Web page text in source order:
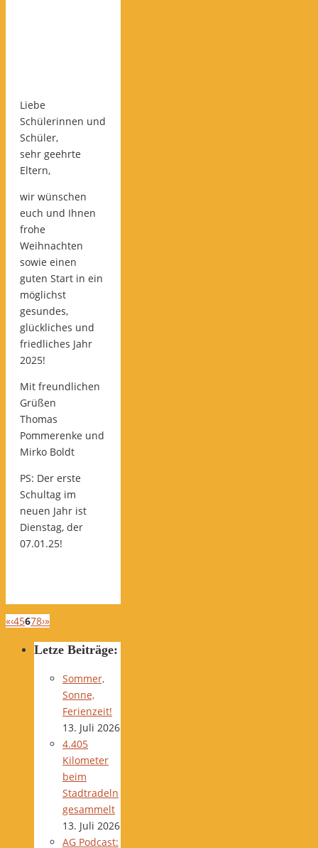
Liebe
Schülerinnen und
Schüler,
sehr geehrte
Eltern,
wir wünschen
euch und Ihnen
frohe
Weihnachten
sowie einen
guten Start in ein
möglichst
gesundes,
glückliches und
friedliches Jahr
2025!
Mit freundlichen
Grüßen
Thomas
Pommerenke und
Mirko Boldt
PS: Der erste
Schultag im
neuen Jahr ist
Dienstag, der
07.01.25!
«‹45678›»
Letze Beiträge:
Sommer,
Sonne,
Ferienzeit!
13. Juli 2026
4.405
Kilometer
beim
Stadtradeln
gesammelt
13. Juli 2026
AG Podcast: